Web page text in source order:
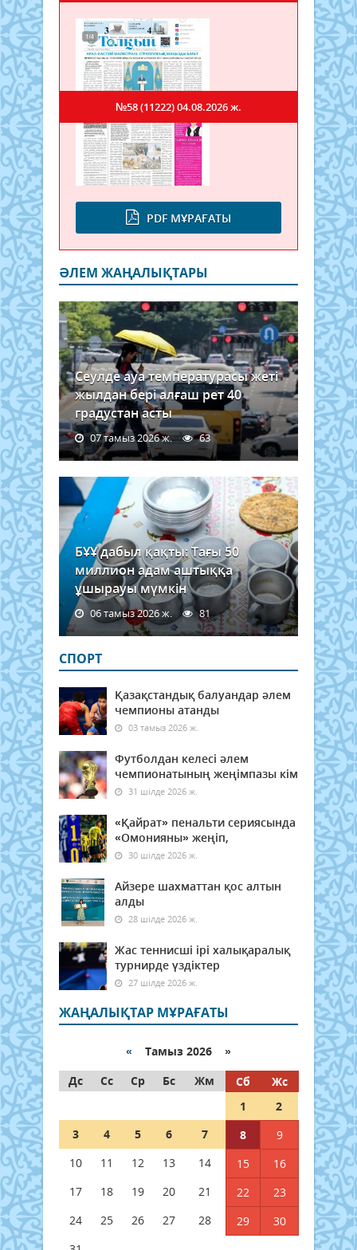
PDF МҰРАҒАТЫ
№58 (11222)04.08.2026 ж.
ӘЛЕМ ЖАҢАЛЫҚТАРЫ
Сеулде ауа температурасы жеті
жылдан бері алғаш рет 40
градустан асты
07 тамыз 2026 ж. 63
БҰҰ дабыл қақты: Тағы 50
миллион адам аштыққа
ұшырауы мүмкін
06 тамыз 2026 ж. 81
СПОРТ
Қазақстандық балуандар әлем
чемпионы атанды
03 тамыз 2026 ж.
Футболдан келесі әлем
чемпионатының жеңімпазы кім
31 шілде 2026 ж.
«Қайрат» пенальти сериясында
«Омонияны» жеңіп,
30 шілде 2026 ж.
Айзере шахматтан қос алтын
алды
28 шілде 2026 ж.
Жас теннисші ірі халықаралық
турнирде үздіктер
27 шілде 2026 ж.
ЖАҢАЛЫҚТАР МҰРАҒАТЫ
« Тамыз 2026 »
Дс
Сс Ср Бс Жм Сб
Жс
1
2
3
4 5 6 7 8
9
10
11 12 13 14 15
16
17
18 19 20 21 22
23
24
25 26 27 28 29
30